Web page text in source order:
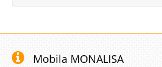
Mobila MONALISA